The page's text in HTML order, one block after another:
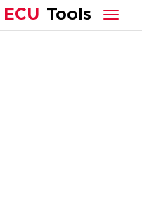
ECU Tools